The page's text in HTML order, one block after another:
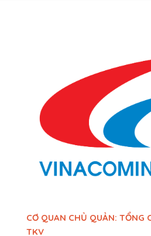
CƠ QUAN CHỦ QUẢN: TỔNG
TKV